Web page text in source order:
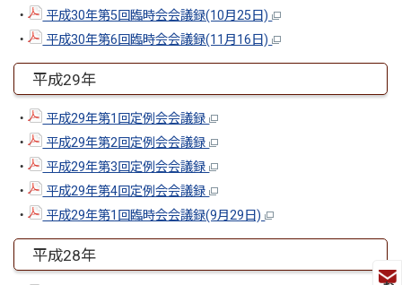
・
平成30年第5回臨時会会議録(10月25日)
・
平成30年第6回臨時会会議録(11月16日)
平成29年
・
平成29年第1回定例会会議録
・
平成29年第2回定例会会議録
・
平成29年第3回定例会会議録
・
平成29年第4回定例会会議録
・
平成29年第1回臨時会会議録(9月29日)
平成28年